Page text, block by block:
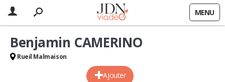
MENU
Ajouter
Benjamin CAMERINO
Rueil Malmaison